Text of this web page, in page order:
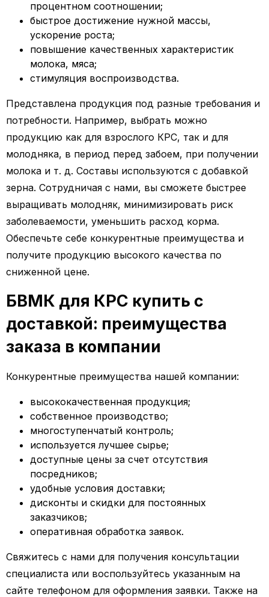
процентном соотношении;
быстрое достижение нужной массы,
ускорение роста;
повышение качественных характеристик
молока, мяса;
стимуляция воспроизводства.
Представлена продукция под разные требования и
потребности. Например, выбрать можно
продукцию как для взрослого КРС, так и для
молодняка, в период перед забоем, при получении
молока и т. д. Составы используются с добавкой
зерна. Сотрудничая с нами, вы сможете быстрее
выращивать молодняк, минимизировать риск
заболеваемости, уменьшить расход корма.
Обеспечьте себе конкурентные преимущества и
получите продукцию высокого качества по
сниженной цене.
БВМК для КРС купить с
доставкой: преимущества
заказа в компании
Конкурентные преимущества нашей компании:
высококачественная продукция;
собственное производство;
многоступенчатый контроль;
используется лучшее сырье;
доступные цены за счет отсутствия
посредников;
удобные условия доставки;
дисконты и скидки для постоянных
заказчиков;
оперативная обработка заявок.
Свяжитесь с нами для получения консультации
специалиста или воспользуйтесь указанным на
сайте телефоном для оформления заявки. Также на